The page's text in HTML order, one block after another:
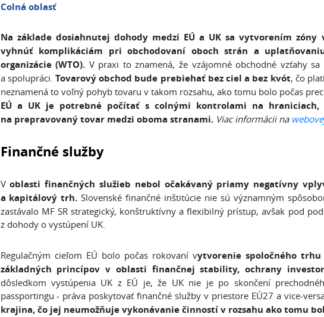
Colná oblasť
Na základe dosiahnutej dohody medzi EÚ a UK sa vytvorením
vyhnúť komplikáciám pri obchodovaní oboch strán a
organizácie (WTO). V praxi to znamená, že vzájomné obchodné vzťahy
a spolupráci. Tovarový obchod bude prebiehať bez ciel a bez kvót, čo
neznamená to voľný pohyb tovaru v takom rozsahu, ako tomu bolo počas
EÚ a UK je potrebné počítať s colnými kontrolami na
na prepravovaný tovar medzi oboma stranami. Viac informácii na
Finančné služby
Voblasti finančných služieb nebol očakávaný priamy negatívny
a kapitálový trh.Slovenské finančné inštitúcie nie sú významným
zastávalo MF SR strategický, konštruktívny a flexibilný prístup, avšak pod
z dohody o vystúpení UK.
Regulačným cieľom EÚ bolo počas rokovaní vytvorenie spoločného
základných princípov v oblasti finančnej stability, ochrany
dôsledkom vystúpenia UK z EÚ je, že UK nie je po skončení
passportingu - práva poskytovať finančné služby v priestore EÚ27 a vice-
krajina, čo jej neumožňuje vykonávanie činností v rozsahu ako tomu